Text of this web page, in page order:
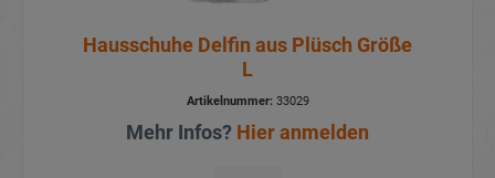
Hausschuhe Delfin aus Plüsch Größe
L
Artikelnummer:33029
Mehr Infos? Hier anmelden